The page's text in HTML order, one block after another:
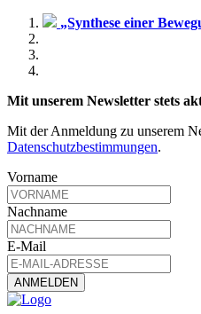
„Synthese einer
Mit unserem Newsletter stets
Mit der Anmeldung zu unserem
Datenschutzbestimmungen.
Vorname
Nachname
E-Mail